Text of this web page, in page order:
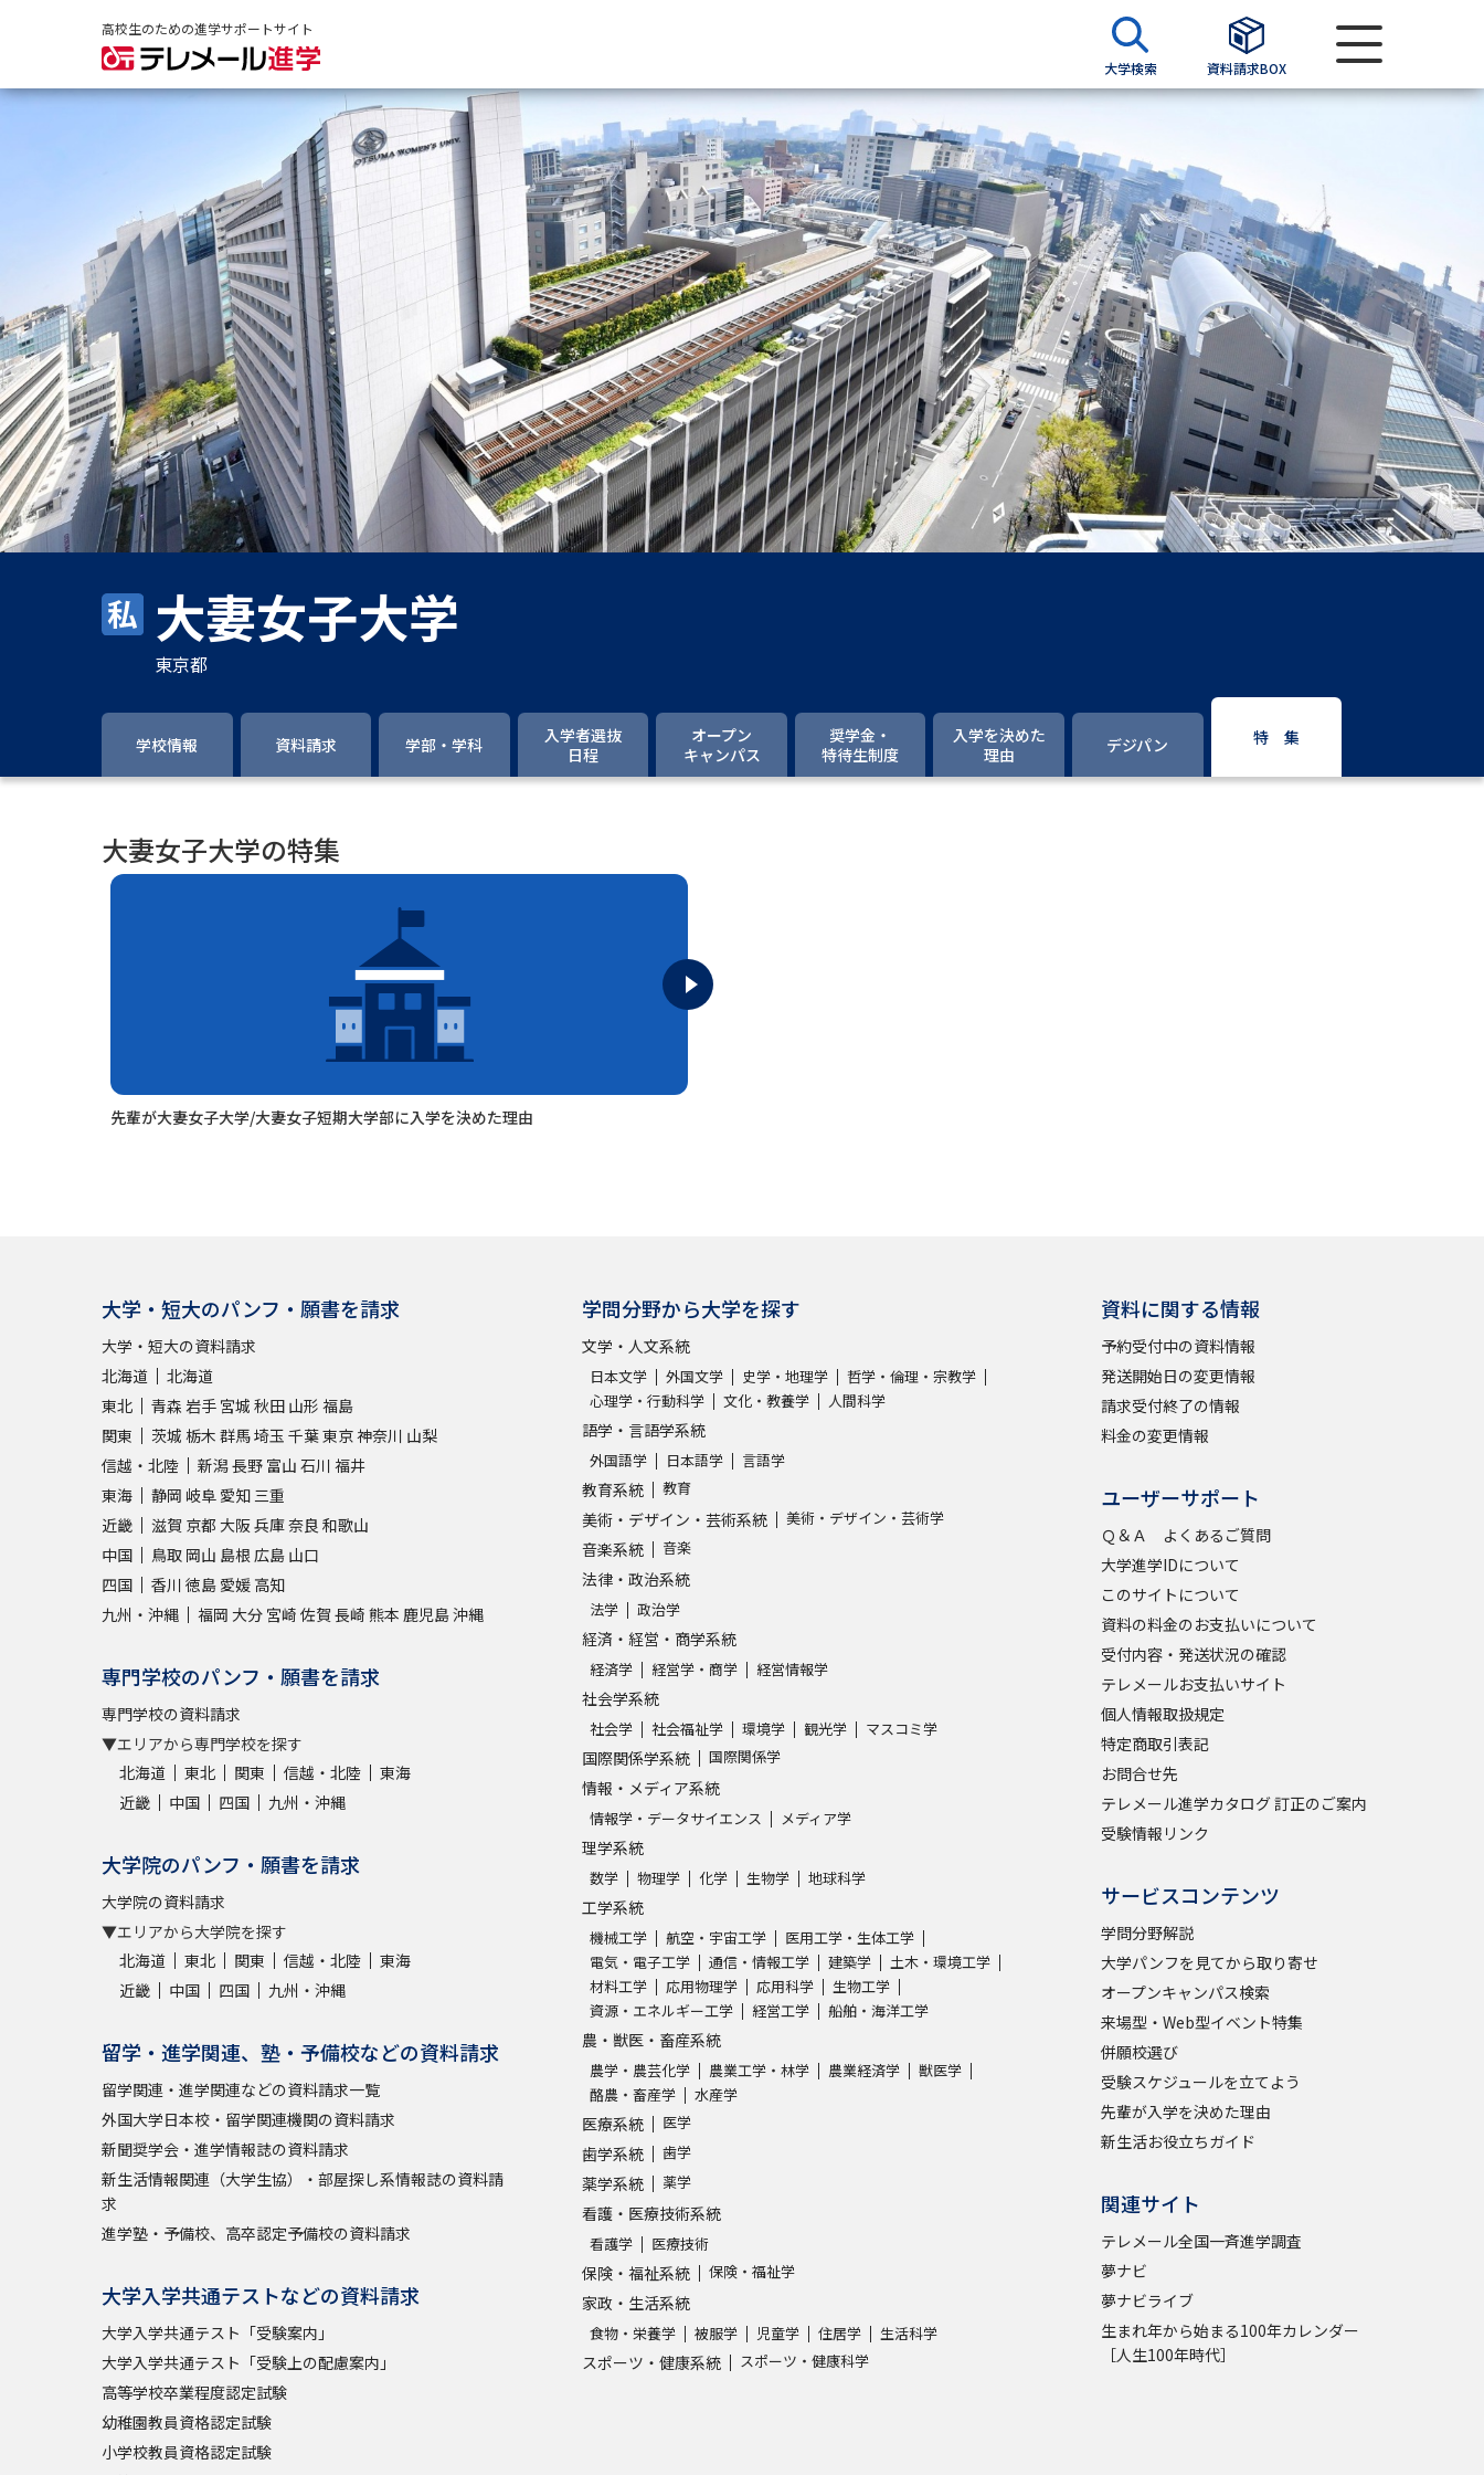
高校生のための進学サポートサイト
大学検索 資料請求BOX
資料請求
大学・短大の資料種類から請求
大学パンフ
学部・学科パンフ
総合型選抜・学校推薦型選抜 募集要項＆願書
大学入学共通テスト利用選抜の募集要項＆願書
過去問題集
大学・短大以外の資料から請求
専門学校の資料請求 大学院の資料請求
留学・進学関連、塾・予備校
大学入学共通テスト「受験案内」の請求
大学入学共通テスト「受験上の配慮案内」の請求
高等学校卒業程度認定試験
大学研究 大学検索
新学年スタート号特集ページ（高2生用）
SELFBRAND特集ページ
オープンキャンパスなどを調べる
志望校・出願校を調べる
併願校選び 受験スケジュールを立てよう
先輩が入学を決めた理由
テレメール全国一斉進学調査
学問検索
大学で学びたい学問発見
学問のミニ講義「夢ナビ講義」 学問の教科書 夢ナビライブ
ユーザーサポート
このサイトについて
資料の料金のお支払いについて 受付内容・発送状況の確認 テレメール お支払いサイト
テレメール進学カタログ
受験情報リンク
大妻女子大学
東京都
学校情報 資料請求 学部・学科
入学者選抜
日程
オープン
キャンパス
奨学金・
特待生制度
入学を決めた
理由
デジパン 特 集
大妻女子大学の特集
先輩が大妻女子大学/大妻女子短期大学部に入学を決めた理由
大学・短大のパンフ・願書を請求
大学・短大の資料請求
北海道
北海道
東北
青森 岩手 宮城 秋田 山形 福島
関東
茨城 栃木 群馬埼玉 千葉東京神奈川 山梨
信越・北陸
新潟長野 富山 石川 福井
東海
静岡 岐阜 愛知 三重
近畿
滋賀 京都 大阪兵庫奈良 和歌山
中国
鳥取 岡山 島根 広島 山口
四国
香川 徳島 愛媛 高知
九州・沖縄
福岡 大分 宮崎 佐賀 長崎 熊本 鹿児島沖縄
専門学校のパンフ・願書を請求
専門学校の資料請求
▼エリアから専門学校を探す
北海道
東北 関東 信越・北陸
東海
近畿
中国 四国 九州・沖縄
大学院のパンフ・願書を請求
大学院の資料請求
▼エリアから大学院を探す
北海道
東北 関東 信越・北陸
東海
近畿
中国 四国 九州・沖縄
留学・進学関連、塾・予備校などの資料請求
留学関連・進学関連などの資料請求一覧
外国大学日本校・留学関連機関の資料請求
新聞奨学会・進学情報誌の資料請求
新生活情報関連（大学生協）・部屋探し系情報誌の資料請
求
進学塾・予備校、高卒認定予備校の資料請求
大学入学共通テストなどの資料請求
大学入学共通テスト「受験案内」
大学入学共通テスト「受験上の配慮案内」
高等学校卒業程度認定試験
幼稚園教員資格認定試験
小学校教員資格認定試験
学問分野から大学を探す
文学・人文系統
日本文学 外国文学 史学・地理学
哲学・倫理・宗教学
心理学・行動科学
文化・教養学 人間科学
語学・言語学系統
外国語学 日本語学 言語学
教育系統 教育
美術・デザイン・芸術系統 美術・デザイン・芸術学
音楽系統 音楽
法律・政治系統
法学 政治学
経済・経営・商学系統
経済学 経営学・商学 経営情報学
社会学系統
社会学 社会福祉学 環境学 観光学 マスコミ学
国際関係学系統 国際関係学
情報・メディア系統
情報学・データサイエンス メディア学
理学系統
数学 物理学 化学 生物学 地球科学
工学系統
機械工学 航空・宇宙工学
医用工学・生体工学
電気・電子工学
通信・情報工学 建築学
土木・環境工学
材料工学
応用物理学 応用科学
生物工学
資源・エネルギー工学
経営工学 船舶・海洋工学
農・獣医・畜産系統
農学・農芸化学 農業工学・林学 農業経済学
獣医学
酪農・畜産学
水産学
医療系統 医学
歯学系統 歯学
薬学系統 薬学
看護・医療技術系統
看護学 医療技術
保険・福祉系統 保険・福祉学
家政・生活系統
食物・栄養学 被服学 児童学 住居学 生活科学
スポーツ・健康系統 スポーツ・健康科学
資料に関する情報
予約受付中の資料情報
発送開始日の変更情報
請求受付終了の情報
料金の変更情報
ユーザーサポート
Ｑ＆Ａ よくあるご質問
大学進学IDについて
このサイトについて
資料の料金のお支払いについて
受付内容・発送状況の確認
テレメールお支払いサイト
個人情報取扱規定
特定商取引表記
お問合せ先
テレメール進学カタログ 訂正のご案内
受験情報リンク
サービスコンテンツ
学問分野解説
大学パンフを見てから取り寄せ
オープンキャンパス検索
来場型・Web型イベント特集
併願校選び
受験スケジュールを立てよう
先輩が入学を決めた理由
新生活お役立ちガイド
関連サイト
テレメール全国一斉進学調査
夢ナビ
夢ナビライブ
生まれ年から始まる100年カレンダー
［人生100年時代］